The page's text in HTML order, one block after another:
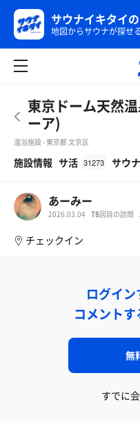
サウナイキタイ
地図からサウナが探せ
東京ドーム天然
ーア)
温浴施設 - 東京都 文京区
施設情報 サ活 31273 サウ
あーみー
2026.03.04 78回目の訪問
チェックイン
ログイ
コメント
無
すでに